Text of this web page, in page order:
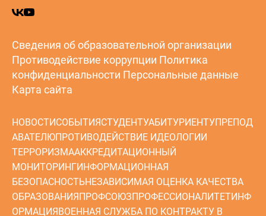
Сведения об образовательной организации
Противодействие коррупции Политика
конфиденциальности Персональные данные
Карта сайта
НОВОСТИСОБЫТИЯСТУДЕНТУАБИТУРИЕНТУПРЕПОД
АВАТЕЛЮПРОТИВОДЕЙСТВИЕ ИДЕОЛОГИИ
ТЕРРОРИЗМААККРЕДИТАЦИОННЫЙ
МОНИТОРИНГИНФОРМАЦИОННАЯ
БЕЗОПАСНОСТЬНЕЗАВИСИМАЯ ОЦЕНКА КАЧЕСТВА
ОБРАЗОВАНИЯПРОФСОЮЗПРОФЕССИОНАЛИТЕТИНФ
ОРМАЦИЯВОЕННАЯ СЛУЖБА ПО КОНТРАКТУ В